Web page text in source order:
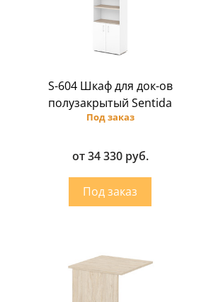
S-604 Шкаф для док-ов
полузакрытый Sentida
Под заказ
от 34 330 руб.